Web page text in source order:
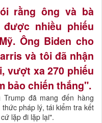
rằng ông và bà
được nhiều phiếu
Ông Biden cho
và tôi đã nhận
vượt xa 270 phiếu
bảo chiến thắng".
đã mang đến hàng
pháp lý, tái kiểm tra kết
lặp đi lặp lại".